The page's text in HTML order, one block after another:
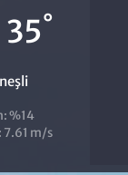
35°
%14
7.61 m/s